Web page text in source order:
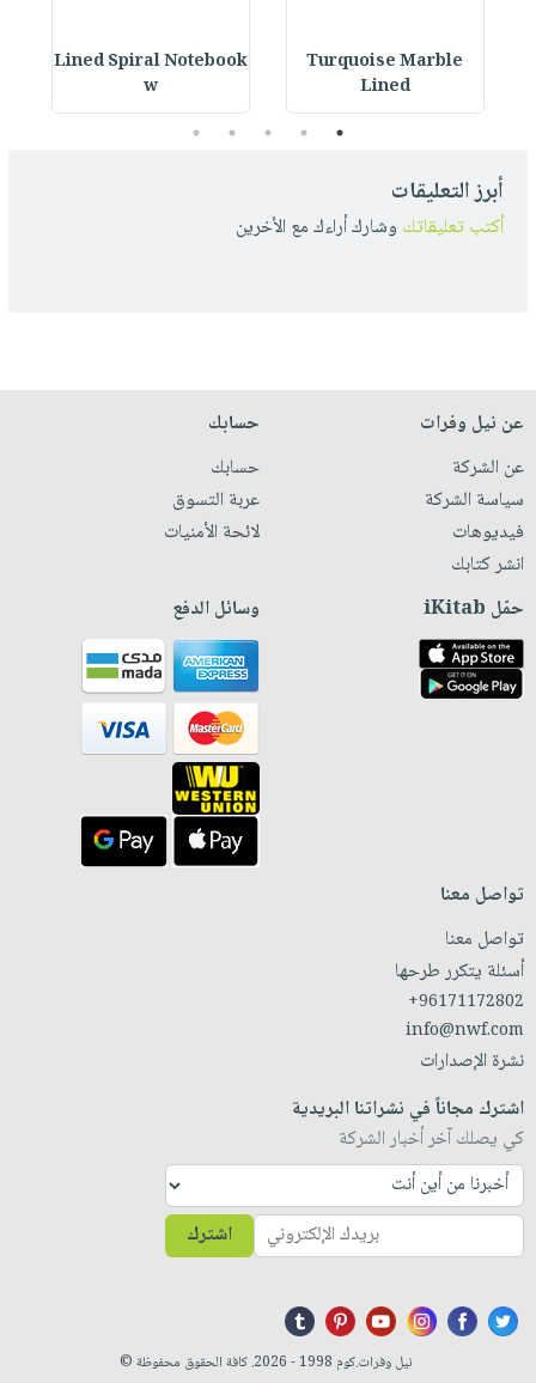
Turquoise Marble
Lined
Lined Spiral Notebook
w
1
2
3
4
5
أبرز التعليقات
أكتب تعليقاتك وشارك أراءك مع الأخرين
عن نيل وفرات
عن الشركة
سياسة الشركة
فيديوهات
انشر كتابك
حسابك
حسابك
عربة التسوق
لائحة الأمنيات
حمّل iKitab وسائل الدفع
تواصل معنا
تواصل معنا
أسئلة يتكرر طرحها
+96171172802
info@nwf.com
نشرة الإصدارات
اشترك مجاناً في نشراتنا البريدية
كي يصلك آخر أخبار الشركة
اشترك
نيل وفرات.كوم 1998 - 2026. كافة الحقوق محفوظة ©